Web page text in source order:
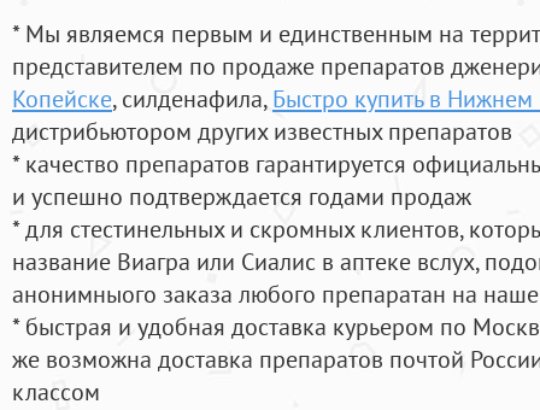
* Мы являемся первым и единственным на
представителем по продаже препаратов
Копейске, силденафила, Быстро купить в
дистрибьютором других известных препаратов
* качество препаратов гарантируется
и успешно подтверждается годами продаж
* для стестинельных и скромных клиентов,
название Виагра или Сиалис в аптеке вслух,
анонимныого заказа любого препаратан на
* быстрая и удобная доставка курьером по
же возможна доставка препаратов почтой
классом